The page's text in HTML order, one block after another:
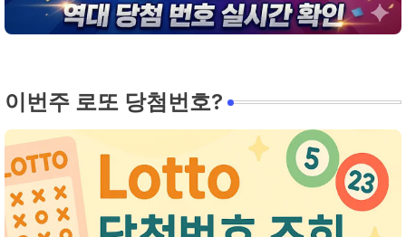
이번주 로또 당첨번호?